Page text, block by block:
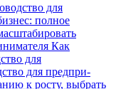
для
полное
Как
для
для предпри-
к росту, выбрать